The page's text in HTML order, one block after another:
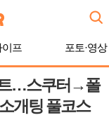
이프 포토·영상
트…스쿠터→폴
개팅 풀코스